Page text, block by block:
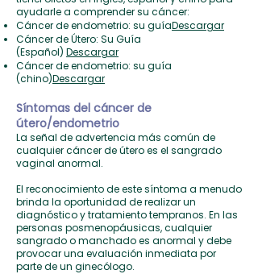
ayudarle a comprender su cáncer:
Cáncer de endometrio: su guíaDescargar
Cáncer de Útero: Su Guía
(Español) Descargar
Cáncer de endometrio: su guía
(chino)Descargar
Síntomas del cáncer de
útero/endometrio
La señal de advertencia más común de
cualquier cáncer de útero es el sangrado
vaginal anormal.
El reconocimiento de este síntoma a menudo
brinda la oportunidad de realizar un
diagnóstico y tratamiento tempranos. En las
personas posmenopáusicas, cualquier
sangrado o manchado es anormal y debe
provocar una evaluación inmediata por
parte de un ginecólogo.